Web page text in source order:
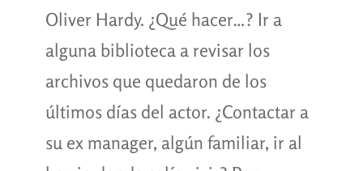
Oliver Hardy. ¿Qué hacer…? Ir a
alguna biblioteca a revisar los
archivos que quedaron de los
últimos días del actor. ¿Contactar a
su ex manager, algún familiar, ir al